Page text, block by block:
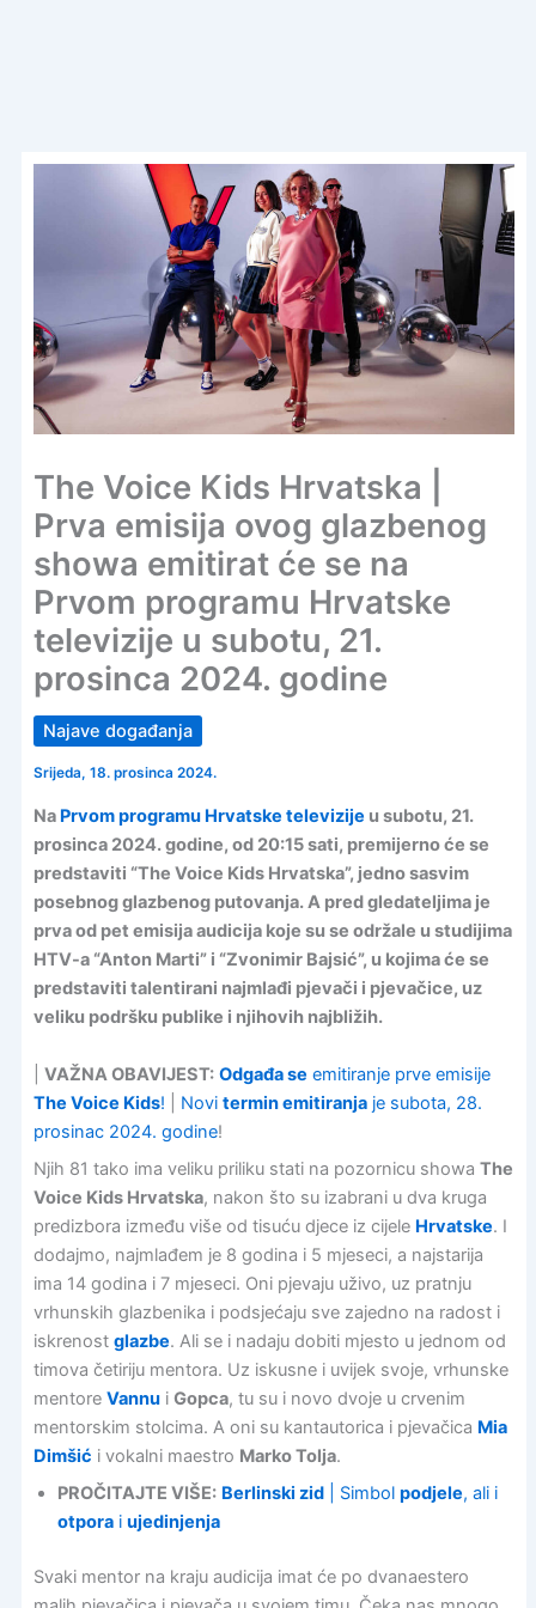
The Voice Kids Hrvatska |
Prva emisija ovog glazbenog
showa emitirat će se na
Prvom programu Hrvatske
televizije u subotu, 21.
prosinca 2024. godine
Najave događanja
Srijeda, 18. prosinca 2024.
Na Prvom programu Hrvatske televizije u subotu, 21.
prosinca 2024. godine, od 20:15 sati, premijerno će se
predstaviti “The Voice Kids Hrvatska”, jedno sasvim
posebnog glazbenog putovanja. A pred gledateljima je
prva od pet emisija audicija koje su se održale u studijima
HTV-a “Anton Marti” i “Zvonimir Bajsić”, u kojima će se
predstaviti talentirani najmlađi pjevači i pjevačice, uz
veliku podršku publike i njihovih najbližih.
VAŽNA OBAVIJEST: Odgađa se emitiranje prve emisije
The Voice Kids! Novi termin emitiranjaje subota, 28.
prosinac 2024. godine!
Njih 81 tako ima veliku priliku stati na pozornicu showa The
Voice Kids Hrvatska, nakon što su izabrani u dva kruga
predizbora između više od tisuću djece iz cijele Hrvatske. I
dodajmo, najmlađem je 8 godina i 5 mjeseci, a najstarija
ima 14 godina i 7 mjeseci. Oni pjevaju uživo, uz pratnju
vrhunskih glazbenika i podsjećaju sve zajedno na radost i
iskrenost glazbe. Ali se i nadaju dobiti mjesto u jednom od
timova četiriju mentora. Uz iskusne i uvijek svoje, vrhunske
mentore Vannui Gopca, tu su i novo dvoje u crvenim
mentorskim stolcima. A oni su kantautorica i pjevačica Mia
Dimšić i vokalni maestro Marko Tolja.
PROČITAJTE VIŠE: Berlinski zid| Simbol podjele, ali i
otporai ujedinjenja
Svaki mentor na kraju audicija imat će po dvanaestero